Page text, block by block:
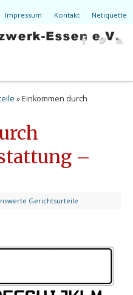
Impressum Kontakt Netiquette
» Einkommen durch
–
Gerichtsurteile